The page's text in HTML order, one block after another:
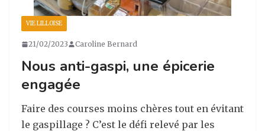
VIE LILLOISE
21/02/2023 Caroline Bernard
Nous anti-gaspi, une épicerie
engagée
Faire des courses moins chères tout en évitant
le gaspillage ? C’est le défi relevé par les